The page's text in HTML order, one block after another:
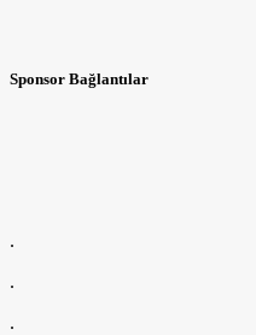
Sponsor Bağlantılar
.
.
.